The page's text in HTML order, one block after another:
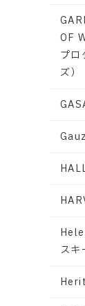
OF
プロ
ズ）
スキ